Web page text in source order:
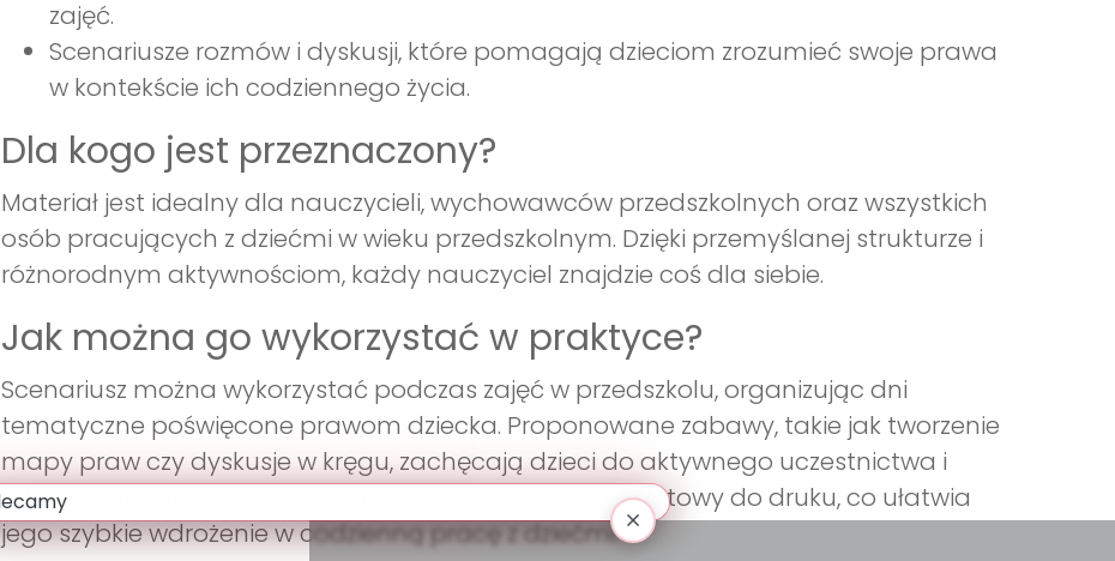
zajęć.
Scenariusze rozmów i dyskusji, które pomagają dzieciom zrozumieć swoje prawa
w kontekście ich codziennego życia.
Dla kogo jest przeznaczony?
Materiał jest idealny dla nauczycieli, wychowawców przedszkolnych oraz wszystkich
osób pracujących z dziećmi w wieku przedszkolnym. Dzięki przemyślanej strukturze i
różnorodnym aktywnościom, każdy nauczyciel znajdzie coś dla siebie.
Jak można go wykorzystać w praktyce?
Scenariusz można wykorzystać podczas zajęć w przedszkolu, organizując dni
tematyczne poświęcone prawom dziecka. Proponowane zabawy, takie jak tworzenie
mapy praw czy dyskusje w kręgu, zachęcają dzieci do aktywnego uczestnictwa i
refleksji nad własnymi doświadczeniami. Materiał jest gotowy do druku, co ułatwia
jego szybkie wdrożenie w codzienną pracę z dziećmi.